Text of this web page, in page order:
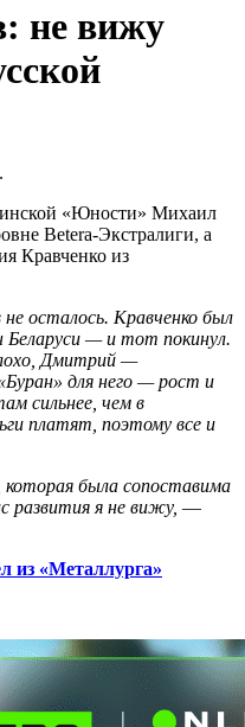
не вижу
«Юности» Михаил
Betera-Экстралиги, а
Кравченко из
осталось. Кравченко был
Беларуси — и тот покинул.
Дмитрий —
для него — рост и
сильнее, чем в
платят, поэтому все и
которая была сопоставима
развития я не вижу, —
из «Металлурга»